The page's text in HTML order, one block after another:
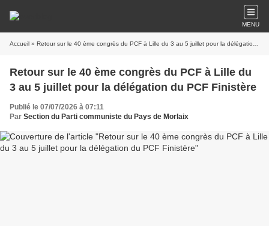
MENU
Accueil » Retour sur le 40 ème congrès du PCF à Lille du 3 au 5 juillet pour la délégation du PCF Finistère
Retour sur le 40 ème congrès du PCF à Lille du
3 au 5 juillet pour la délégation du PCF Finistère
Publié le 07/07/2026 à 07:11
Par Section du Parti communiste du Pays de Morlaix